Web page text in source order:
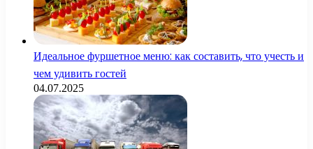
Идеальное фуршетное меню: как составить, что учесть и
чем удивить гостей
04.07.2025